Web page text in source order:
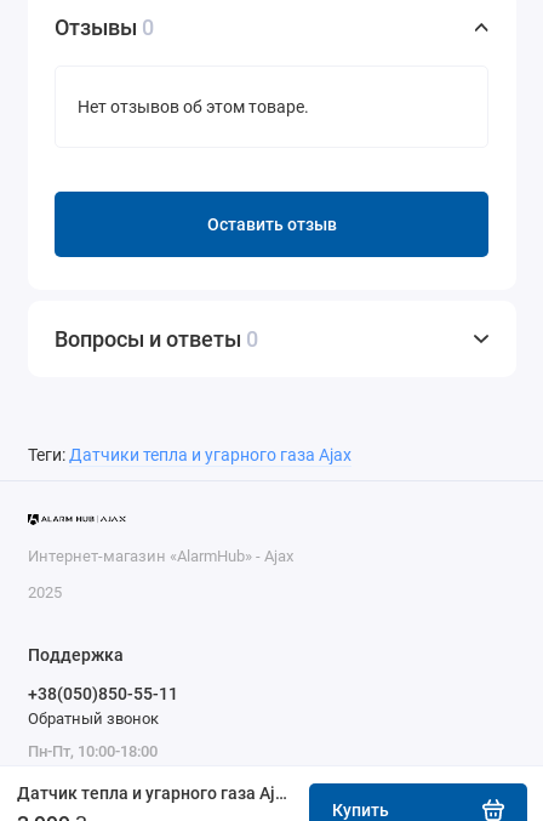
Датчик тепла и угарного газа Ajax FireProtect 2 SB (Heat/CO) белый
Купить
Отзывы 0
Нет отзывов об этом товаре.
Оставить отзыв
Вопросы и ответы 0
Теги:Датчики тепла и угарного газа Ajax
Интернет-магазин «AlarmHub» - Ajax
2025
Поддержка
+38(050)850-55-11
Обратный звонок
Пн-Пт, 10:00-18:00